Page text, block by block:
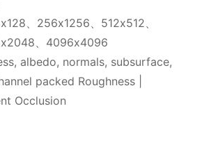
、256x1256、512x512、
、4096x4096
albedo, normals, subsurface,
packed Roughness |
Occlusion